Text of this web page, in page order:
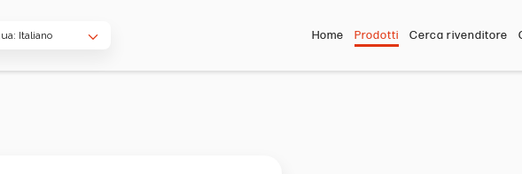
Italiano Home Prodotti Cerca rivenditore